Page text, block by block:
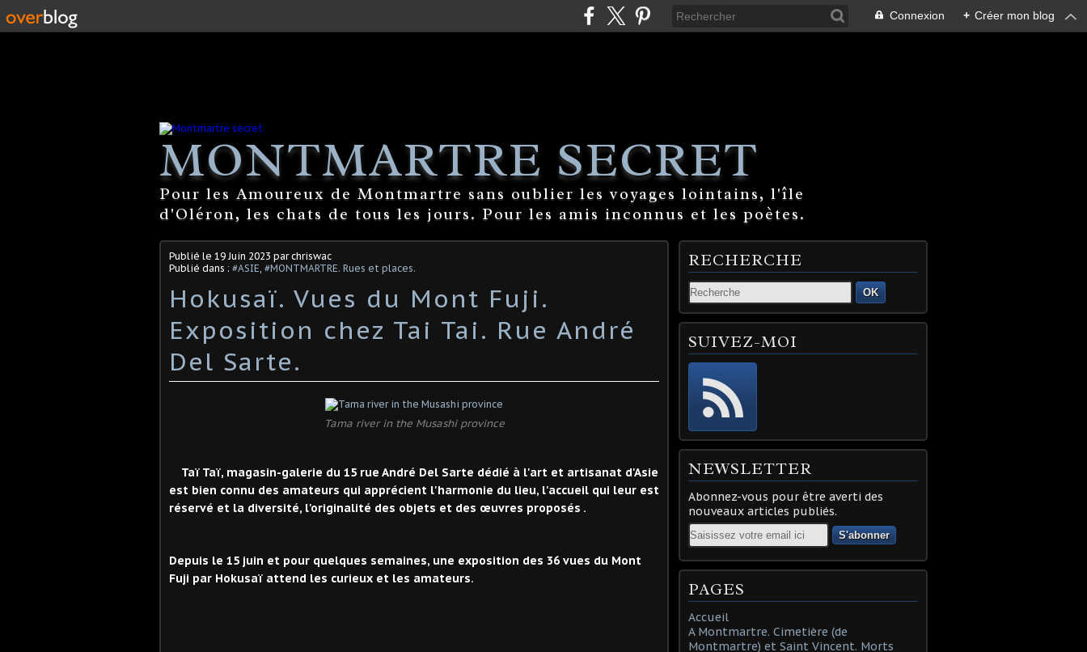
Connexion + Créer mon blog
MONTMARTRE SECRET
Pour les Amoureux de Montmartre sans oublier les voyages lointains, l'île
d'Oléron, les chats de tous les jours. Pour les amis inconnus et les poètes.
Publié le 19 Juin 2023 par chriswac
Publié dans : #ASIE #MONTMARTRE. Rues et places.
Hokusaï. Vues du Mont Fuji.
Exposition chez Tai Tai. Rue André
Del Sarte.
Tama river in the Musashi province
Taï Taï, magasin-galerie du 15 rue André Del Sarte dédié à l'art et artisanat d'Asie
est bien connu des amateurs qui apprécient l'harmonie du lieu, l'accueil qui leur est
réservé et la diversité, l'originalité des objets et des œuvres proposés .
Depuis le 15 juin et pour quelques semaines, une exposition des 36 vues du Mont
Fuji par Hokusaï attend les curieux et les amateurs.
RECHERCHE
OK
SUIVEZ-MOI
NEWSLETTER
Abonnez-vous pour être averti des
nouveaux articles publiés.
Email
PAGES
Accueil
A Montmartre. Cimetière (de
Montmartre) et Saint Vincent. Morts